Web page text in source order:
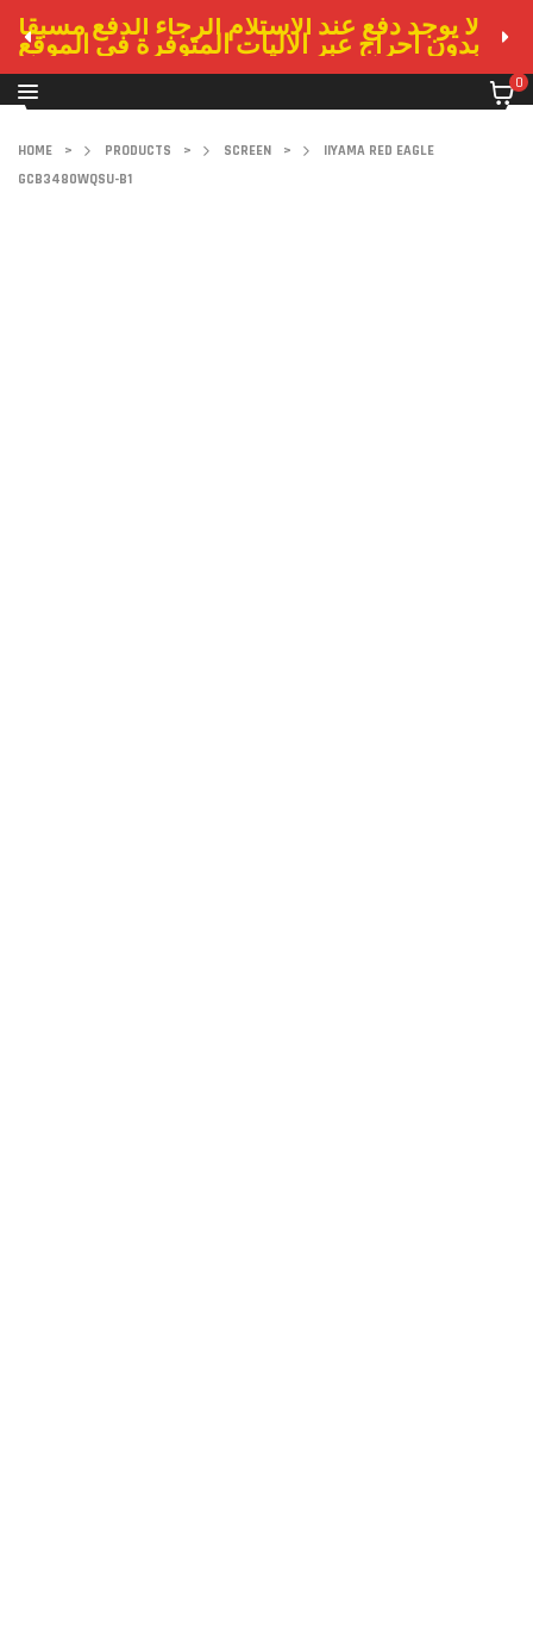
لا يوجد دفع عند الاستلام الرجاء الدفع مسبقا
بدون احراج عبر الاليات المتوفرة في الموقع
0
HOME > PRODUCTS > SCREEN >
IIYAMA RED EAGLE
GCB3480WQSU-B1